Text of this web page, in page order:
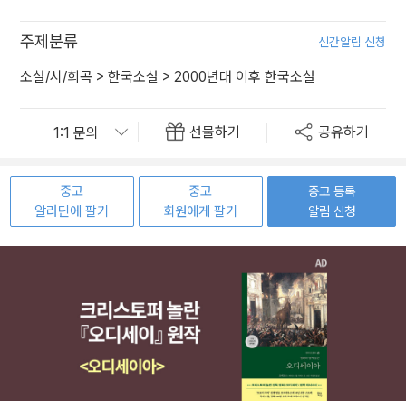
주제분류 신간알림 신청
소설/시/희곡 > 한국소설 > 2000년대 이후 한국소설
선물하기 공유하기
중고
알라딘에 팔기
중고
회원에게 팔기
중고 등록
알림 신청